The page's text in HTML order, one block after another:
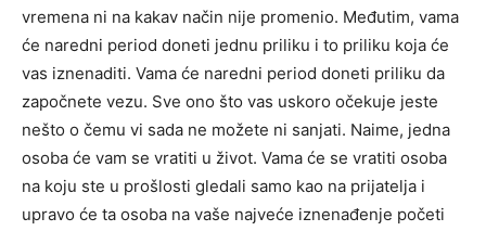
vremena ni na kakav način nije promenio. Međutim, vama
će naredni period doneti jednu priliku i to priliku koja će
vas iznenaditi. Vama će naredni period doneti priliku da
započnete vezu. Sve ono što vas uskoro očekuje jeste
nešto o čemu vi sada ne možete ni sanjati. Naime, jedna
osoba će vam se vratiti u život. Vama će se vratiti osoba
na koju ste u prošlosti gledali samo kao na prijatelja i
upravo će ta osoba na vaše najveće iznenađenje početi